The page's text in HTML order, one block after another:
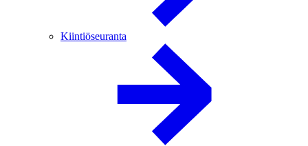
Kiintiöseuranta